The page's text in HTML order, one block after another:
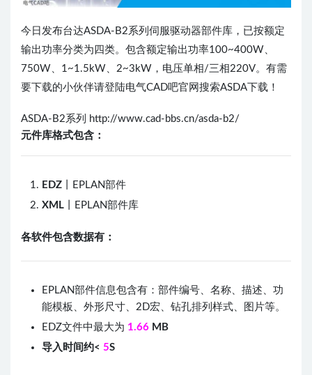
今日发布台达ASDA-B2系列伺服驱动器部件库，已按额定
输出功率分类为四类。包含额定输出功率100~400W、
750W、1~1.5kW、2~3kW，电压单相/三相220V。有需
要下载的小伙伴请登陆电气CAD吧官网搜索ASDA下载！
ASDA-B2系列 http://www.cad-bbs.cn/asda-b2/
元件库格式包含：
EDZ 丨EPLAN部件
XML 丨EPLAN部件库
各软件包含数据有：
EPLAN部件信息包含有：部件编号、名称、描述、功
能模板、外形尺寸、2D宏、钻孔排列样式、图片等。
EDZ文件中最大为 1.66 MB
导入时间约< 5S